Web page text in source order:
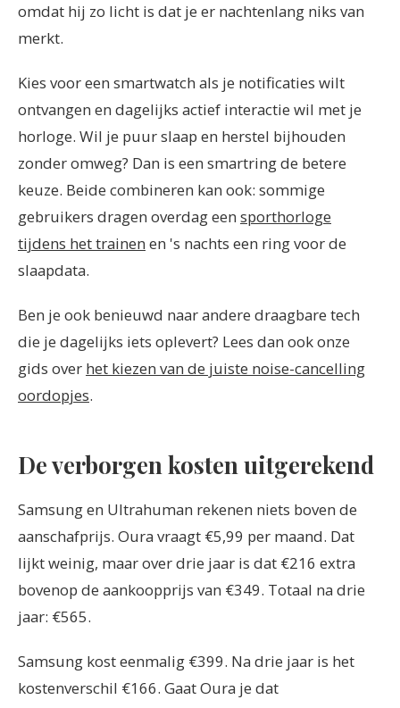
omdat hij zo licht is dat je er nachtenlang niks van
merkt.
Kies voor een smartwatch als je notificaties wilt
ontvangen en dagelijks actief interactie wil met je
horloge. Wil je puur slaap en herstel bijhouden
zonder omweg? Dan is een smartring de betere
keuze. Beide combineren kan ook: sommige
gebruikers dragen overdag een sporthorloge
tijdens het trainen en 's nachts een ring voor de
slaapdata.
Ben je ook benieuwd naar andere draagbare tech
die je dagelijks iets oplevert? Lees dan ook onze
gids over het kiezen van de juiste noise-cancelling
oordopjes.
De verborgen kosten uitgerekend
Samsung en Ultrahuman rekenen niets boven de
aanschafprijs. Oura vraagt €5,99 per maand. Dat
lijkt weinig, maar over drie jaar is dat €216 extra
bovenop de aankoopprijs van €349. Totaal na drie
jaar: €565.
Samsung kost eenmalig €399. Na drie jaar is het
kostenverschil €166. Gaat Oura je dat